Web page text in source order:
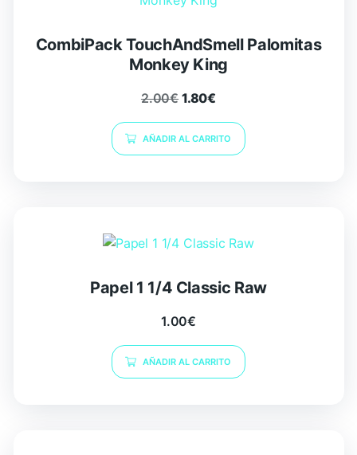
CombiPack TouchAndSmell Palomitas
Monkey King
2.00€ 1.80€
AÑADIR AL CARRITO
Papel 1 1/4 Classic Raw
1.00€
AÑADIR AL CARRITO